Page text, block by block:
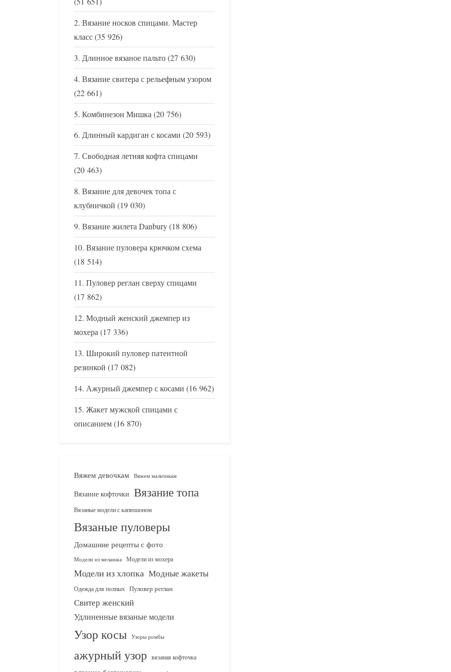
Вязание носков спицами. Мастер
класс(35 926)
Длинное вязаное пальто(27 630)
Вязание свитера с рельефным узором
(22 661)
Комбинезон Мишка(20 756)
Длинный кардиган с косами (20 593)
Свободная летняя кофта спицами
(20 463)
Вязание для девочек топа с
клубничкой (19 030)
Вязание жилета Danbury(18 806)
Вязание пуловера крючком схема
(18 514)
Пуловер реглан сверху спицами
(17 862)
Модный женский джемпер из
мохера(17 336)
Широкий пуловер патентной
резинкой (17 082)
Ажурный джемпер с косами (16 962)
Жакет мужской спицами с
описанием(16 870)
Вяжем девочкам Вяжем мальчикам
Вязание кофточки Вязание топа
Вязаные модели с капюшоном
Вязаные пуловеры
Домашние рецепты с фото
Модели из меланжа Модели из мохера
Модели из хлопка Модные жакеты
Одежда для полных Пуловер реглан
Свитер женский
Удлиненные вязаные модели
Узор косы Узоры ромбы
ажурный узор вязаная кофточка